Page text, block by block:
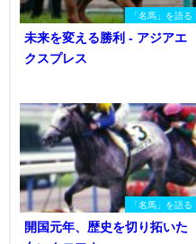
「名馬」を語る
未来を変える勝利 - アジアエ
クスプレス
「名馬」を語る
開国元年、歴史を切り拓いた